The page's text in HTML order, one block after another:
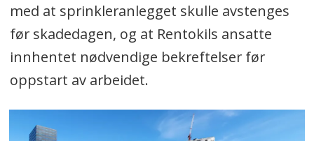
med at sprinkleranlegget skulle avstenges
før skadedagen, og at Rentokils ansatte
innhentet nødvendige bekreftelser før
oppstart av arbeidet.